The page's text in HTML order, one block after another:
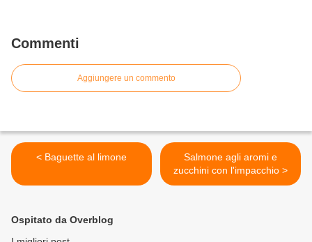
Commenti
Aggiungere un commento
< Baguette al limone
Salmone agli aromi e
zucchini con l'impacchio >
Ospitato da Overblog